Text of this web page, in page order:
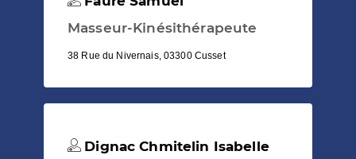
Masseur-Kinésithérapeute
38 Rue du Nivernais, 03300 Cusset
Dignac Chmitelin Isabelle